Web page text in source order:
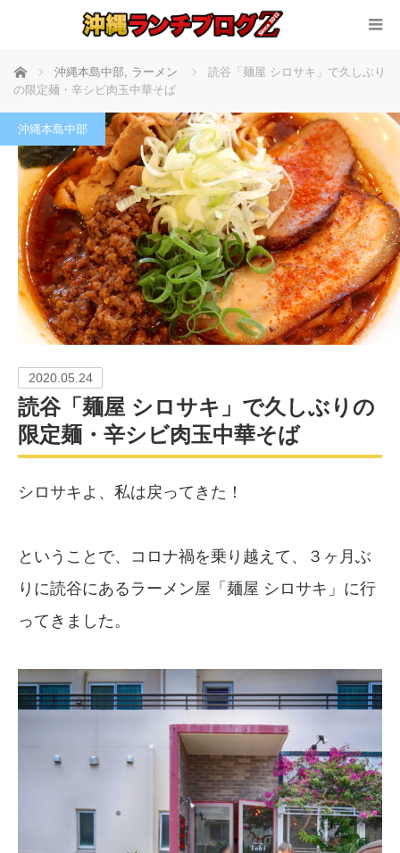
ホーム 沖縄本島中部, ラーメン
読谷「麺屋 シロサキ」で久しぶり
の限定麺・辛シビ肉玉中華そば
沖縄本島中部
2020.05.24
読谷「麺屋 シロサキ」で久しぶりの
限定麺・辛シビ肉玉中華そば
シロサキよ、私は戻ってきた！
ということで、コロナ禍を乗り越えて、３ヶ月ぶ
りに読谷にあるラーメン屋「麺屋 シロサキ」に行
ってきました。